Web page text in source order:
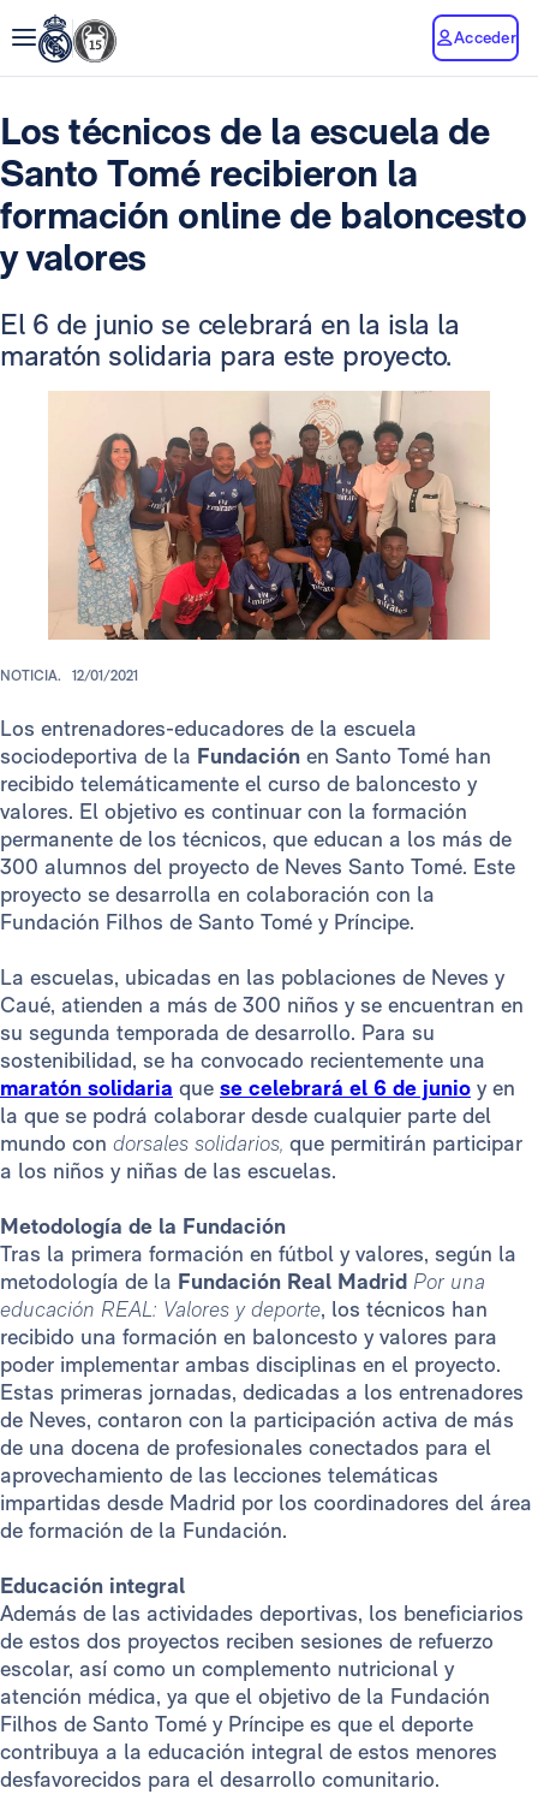
Acceder
Los técnicos de la escuela de
Santo Tomé recibieron la
formación online de baloncesto
y valores
El 6 de junio se celebrará en la isla la
maratón solidaria para este proyecto.
NOTICIA. 12/01/2021
Los entrenadores-educadores de la escuela
sociodeportiva de la Fundación en Santo Tomé han
recibido telemáticamente el curso de baloncesto y
valores. El objetivo es continuar con la formación
permanente de los técnicos, que educan a los más de
300 alumnos del proyecto de Neves Santo Tomé. Este
proyecto se desarrolla en colaboración con la
Fundación Filhos de Santo Tomé y Príncipe.
La escuelas, ubicadas en las poblaciones de Neves y
Caué, atienden a más de 300 niños y se encuentran en
su segunda temporada de desarrollo. Para su
sostenibilidad, se ha convocado recientemente una
maratón solidaria que se celebrará el 6 de junio y en
la que se podrá colaborar desde cualquier parte del
mundo con dorsales solidarios, que permitirán participar
a los niños y niñas de las escuelas.
Metodología de la Fundación
Tras la primera formación en fútbol y valores, según la
metodología de la Fundación Real Madrid Por una
educación REAL: Valores y deporte, los técnicos han
recibido una formación en baloncesto y valores para
poder implementar ambas disciplinas en el proyecto.
Estas primeras jornadas, dedicadas a los entrenadores
de Neves, contaron con la participación activa de más
de una docena de profesionales conectados para el
aprovechamiento de las lecciones telemáticas
impartidas desde Madrid por los coordinadores del área
de formación de la Fundación.
Educación integral
Además de las actividades deportivas, los beneficiarios
de estos dos proyectos reciben sesiones de refuerzo
escolar, así como un complemento nutricional y
atención médica, ya que el objetivo de la Fundación
Filhos de Santo Tomé y Príncipe es que el deporte
contribuya a la educación integral de estos menores
desfavorecidos para el desarrollo comunitario.